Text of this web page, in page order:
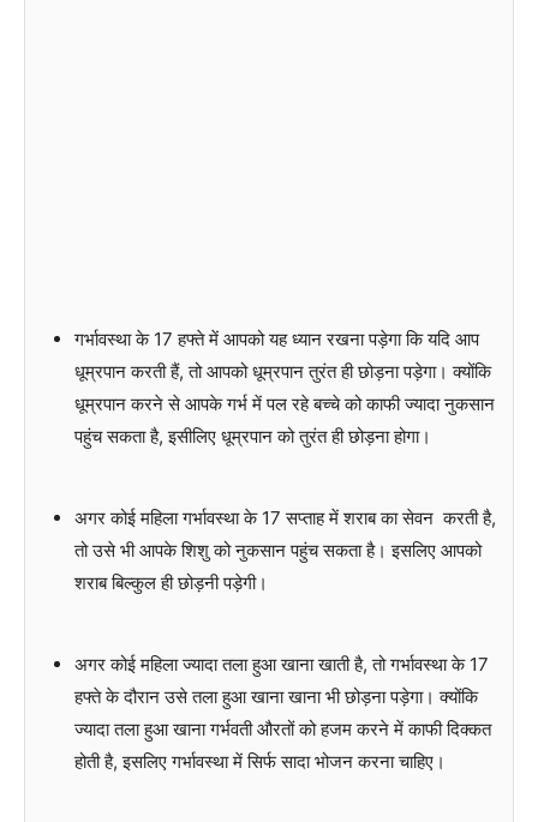
गर्भावस्था के 17 हफ्ते में आपको यह ध्यान रखना पड़ेगा कि यदि आप
धूम्रपान करती हैं, तो आपको धूम्रपान तुरंत ही छोड़ना पड़ेगा। क्योंकि
धूम्रपान करने से आपके गर्भ में पल रहे बच्चे को काफी ज्यादा नुकसान
पहुंच सकता है, इसीलिए धूम्रपान को तुरंत ही छोड़ना होगा।
अगर कोई महिला गर्भावस्था के 17 सप्ताह में शराब का सेवन करती है,
तो उसे भी आपके शिशु को नुकसान पहुंच सकता है। इसलिए आपको
शराब बिल्कुल ही छोड़नी पड़ेगी।
अगर कोई महिला ज्यादा तला हुआ खाना खाती है, तो गर्भावस्था के 17
हफ्ते के दौरान उसे तला हुआ खाना खाना भी छोड़ना पड़ेगा। क्योंकि
ज्यादा तला हुआ खाना गर्भवती औरतों को हजम करने में काफी दिक्कत
होती है, इसलिए गर्भावस्था में सिर्फ सादा भोजन करना चाहिए।